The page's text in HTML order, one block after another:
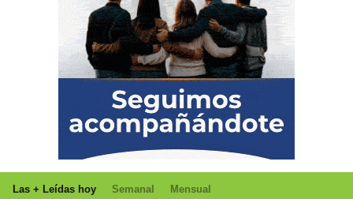
Las + Leídas hoy Semanal Mensual